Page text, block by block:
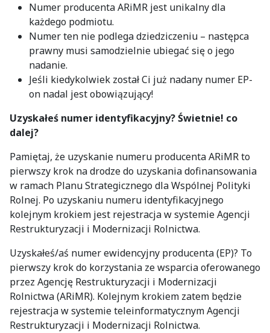
Numer producenta ARiMR jest unikalny dla
każdego podmiotu.
Numer ten nie podlega dziedziczeniu – następca
prawny musi samodzielnie ubiegać się o jego
nadanie.
Jeśli kiedykolwiek został Ci już nadany numer EP-
on nadal jest obowiązujący!
Uzyskałeś numer identyfikacyjny? Świetnie! co
dalej?
Pamiętaj, że uzyskanie numeru producenta ARiMR to
pierwszy krok na drodze do uzyskania dofinansowania
w ramach Planu Strategicznego dla Wspólnej Polityki
Rolnej. Po uzyskaniu numeru identyfikacyjnego
kolejnym krokiem jest rejestracja w systemie Agencji
Restrukturyzacji i Modernizacji Rolnictwa.
Uzyskałeś/aś numer ewidencyjny producenta (EP)? To
pierwszy krok do korzystania ze wsparcia oferowanego
przez Agencję Restrukturyzacji i Modernizacji
Rolnictwa (ARiMR). Kolejnym krokiem zatem będzie
rejestracja w systemie teleinformatycznym Agencji
Restrukturyzacji i Modernizacji Rolnictwa.